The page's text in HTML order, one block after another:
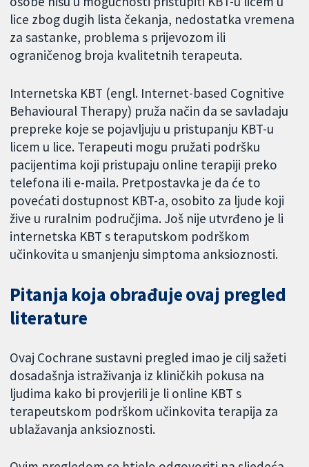
lice zbog dugih lista čekanja, nedostatka vremena
za sastanke, problema s prijevozom ili
ograničenog broja kvalitetnih terapeuta.
Internetska KBT (engl. Internet-based Cognitive
Behavioural Therapy) pruža način da se savladaju
prepreke koje se pojavljuju u pristupanju KBT-u
licem u lice. Terapeuti mogu pružati podršku
pacijentima koji pristupaju online terapiji preko
telefona ili e-maila. Pretpostavka je da će to
povećati dostupnost KBT-a, osobito za ljude koji
žive u ruralnim područjima. Još nije utvrđeno je li
internetska KBT s teraputskom podrškom
učinkovita u smanjenju simptoma anksioznosti.
Pitanja koja obrađuje ovaj pregled
literature
Ovaj Cochrane sustavni pregled imao je cilj sažeti
dosadašnja istraživanja iz kliničkih pokusa na
ljudima kako bi provjerili je li online KBT s
terapeutskom podrškom učinkovita terapija za
ublažavanja anksioznosti.